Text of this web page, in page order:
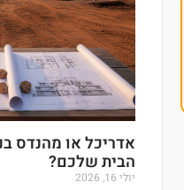
אדריכל או מהנדס
הבית שלכם?
יולי 16, 2026